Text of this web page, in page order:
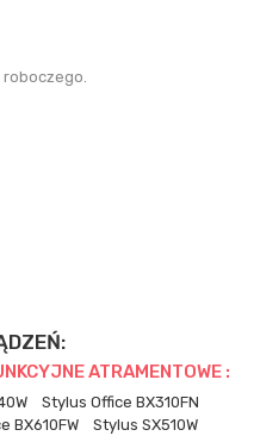
ATRAMENTOWE :
Stylus Office BX310FN
BX610FW
Stylus SX510W